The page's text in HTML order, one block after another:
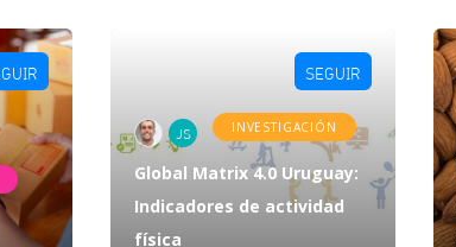
SEGUIR
JS INVESTIGACIÓN
Global Matrix 4.0 Uruguay:
Indicadores de actividad
física